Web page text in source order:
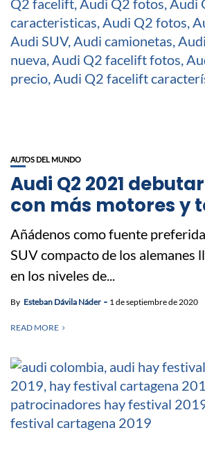
AUTOS DEL MUNDO
Audi Q2 2021
con más motores y
Añádenos como fuente
SUV compacto de los alemanes
en los niveles de...
By Esteban Dávila Náder 1 de septiembre de 2020
READ MORE